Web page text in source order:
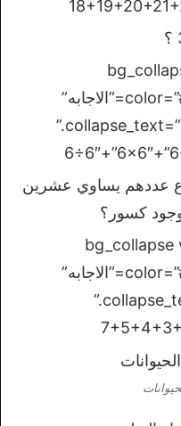
color=”#4a4949″ expand_text=”الاجابه”
collapse_text=””6÷6″+”6×6″+”6-6″=37.”
عددهم يساوي عشرين
وجود كسور؟
color=”#4a4949″ expand_text=”الاجابه”
collapse_text=”7+5+4+3+2-1=20.”